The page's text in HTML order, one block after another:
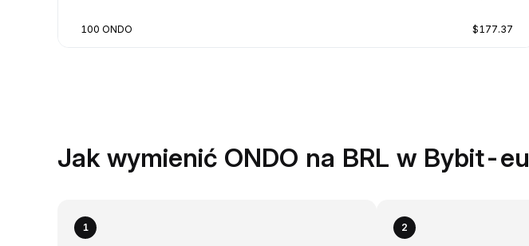
100 ONDO $177.37
Jak wymienić ONDO na BRL w Bybit-eu
1 2